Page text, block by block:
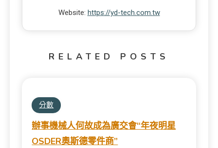
Website: https://yd-tech.com.tw
RELATED POSTS
分數
辦事機械人何故成為廣交會“年夜明星
OSDER奧斯德零件商”